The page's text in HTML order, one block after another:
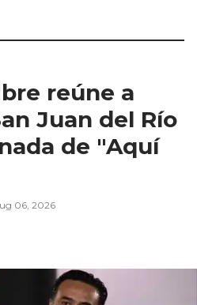
reúne a
Juan del Río
de "Aquí
06, 2026